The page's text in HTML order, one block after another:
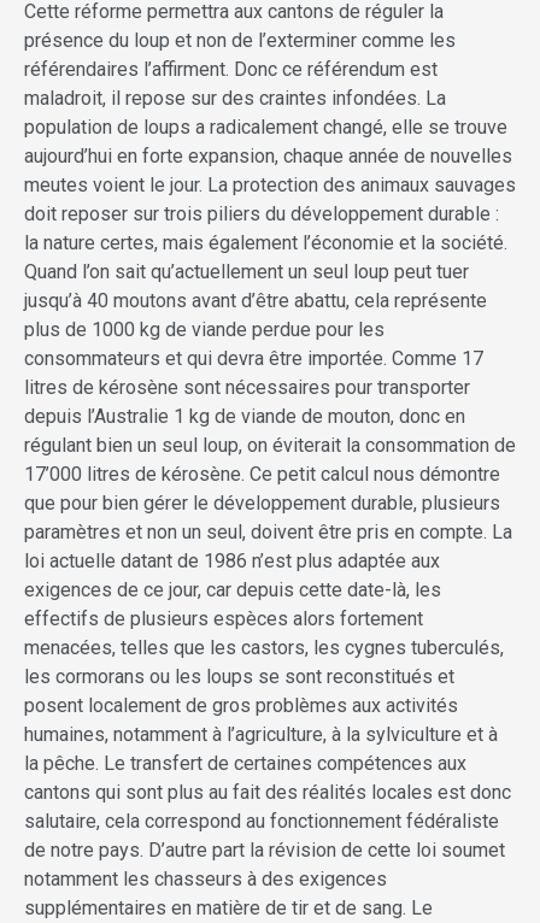
Cette réforme permettra aux cantons de réguler la
présence du loup et non de l’exterminer comme les
référendaires l’affirment. Donc ce référendum est
maladroit, il repose sur des craintes infondées. La
population de loups a radicalement changé, elle se trouve
aujourd’hui en forte expansion, chaque année de nouvelles
meutes voient le jour. La protection des animaux sauvages
doit reposer sur trois piliers du développement durable :
la nature certes, mais également l’économie et la société.
Quand l’on sait qu’actuellement un seul loup peut tuer
jusqu’à 40 moutons avant d’être abattu, cela représente
plus de 1000 kg de viande perdue pour les
consommateurs et qui devra être importée. Comme 17
litres de kérosène sont nécessaires pour transporter
depuis l’Australie 1 kg de viande de mouton, donc en
régulant bien un seul loup, on éviterait la consommation de
17’000 litres de kérosène. Ce petit calcul nous démontre
que pour bien gérer le développement durable, plusieurs
paramètres et non un seul, doivent être pris en compte. La
loi actuelle datant de 1986 n’est plus adaptée aux
exigences de ce jour, car depuis cette date-là, les
effectifs de plusieurs espèces alors fortement
menacées, telles que les castors, les cygnes tuberculés,
les cormorans ou les loups se sont reconstitués et
posent localement de gros problèmes aux activités
humaines, notamment à l’agriculture, à la sylviculture et à
la pêche. Le transfert de certaines compétences aux
cantons qui sont plus au fait des réalités locales est donc
salutaire, cela correspond au fonctionnement fédéraliste
de notre pays. D’autre part la révision de cette loi soumet
notamment les chasseurs à des exigences
supplémentaires en matière de tir et de sang. Le